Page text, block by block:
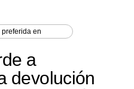
preferida en
a
devolución